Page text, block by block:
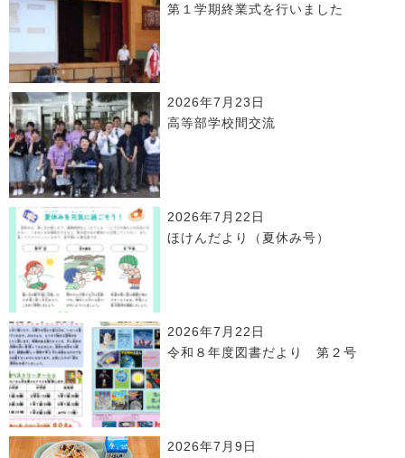
第１学期終業式を行いました
2026年7月23日
高等部学校間交流
2026年7月22日
ほけんだより（夏休み号）
2026年7月22日
令和８年度図書だより 第２号
2026年7月9日